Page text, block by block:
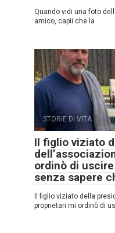
Quando vidi una foto
amico, capii che la
STORIE DI VITA
Il figlio viziato
ordinò di
senza sapere
Il figlio viziato della
proprietari mi ordinò di